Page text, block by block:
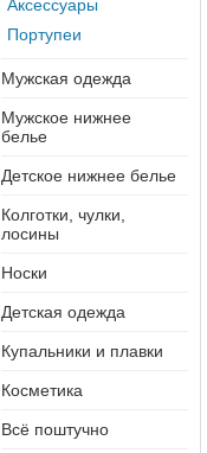
Аксессуары
Портупеи
Мужская одежда
Мужское нижнее
белье
Детское нижнее белье
Колготки, чулки,
лосины
Носки
Детская одежда
Купальники и плавки
Косметика
Всё поштучно